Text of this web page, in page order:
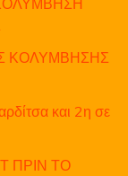
ΚΟΛΥΜΒΗΣΗΣ
και 2η σε
ΠΡΙΝ ΤΟ